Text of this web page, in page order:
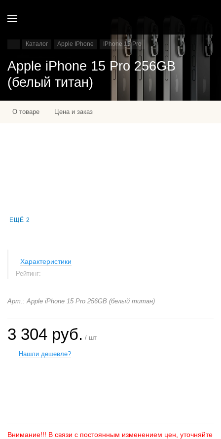
Каталог Apple IPhone IPhone 15 Pro
Apple iPhone 15 Pro 256GB
(белый титан)
О товаре Цена и заказ
ЕЩЁ 2
Характеристики
Рейтинг:
Арт.: Apple iPhone 15 Pro 256GB (белый титан)
3 304 руб. / шт
Нашли дешевле?
Внимание!!! В связи с постоянным изменением цен, уточняйте